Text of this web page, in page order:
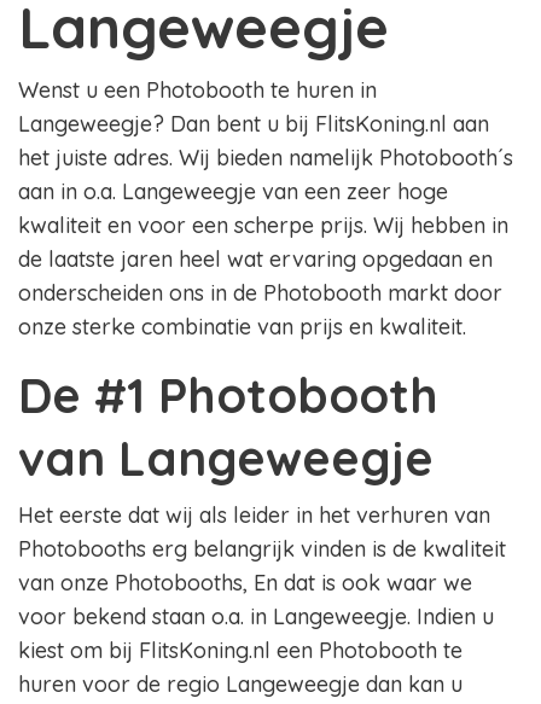
Langeweegje
Wenst u een Photobooth te huren in
Langeweegje? Dan bent u bij FlitsKoning.nl aan
het juiste adres. Wij bieden namelijk Photobooth´s
aan in o.a. Langeweegje van een zeer hoge
kwaliteit en voor een scherpe prijs. Wij hebben in
de laatste jaren heel wat ervaring opgedaan en
onderscheiden ons in de Photobooth markt door
onze sterke combinatie van prijs en kwaliteit.
De #1 Photobooth
van Langeweegje
Het eerste dat wij als leider in het verhuren van
Photobooths erg belangrijk vinden is de kwaliteit
van onze Photobooths, En dat is ook waar we
voor bekend staan o.a. in Langeweegje. Indien u
kiest om bij FlitsKoning.nl een Photobooth te
huren voor de regio Langeweegje dan kan u